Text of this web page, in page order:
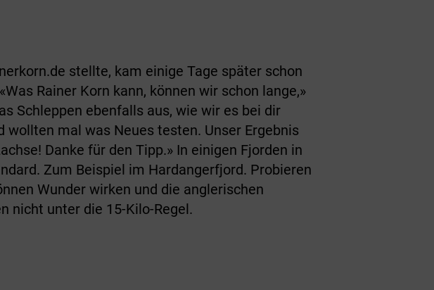
stellte, kam einige Tage später schon
Rainer Korn kann, können wir schon lange,»
Schleppen ebenfalls aus, wie wir es bei dir
mal was Neues testen. Unser Ergebnis
Danke für den Tipp.» In einigen Fjorden in
Zum Beispiel im Hardangerfjord. Probieren
Wunder wirken und die anglerischen
nicht unter die 15-Kilo-Regel.